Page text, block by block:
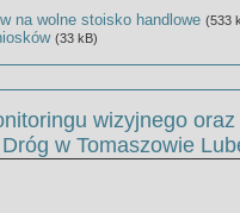
na wolne stoisko handlowe (533
(33 kB)
wizyjnego
w Tomaszowie